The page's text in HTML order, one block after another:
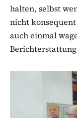
halten, selbst
nicht
auch einmal